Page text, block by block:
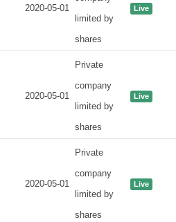
2020-05-01
limited by
shares
Live
2020-05-01
Private
company
limited by
shares
Live
2020-05-01
Private
company
limited by
shares
Live